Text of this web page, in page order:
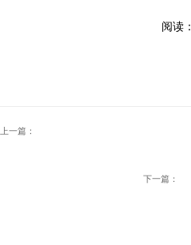
阅读：
上一篇：
下一篇：